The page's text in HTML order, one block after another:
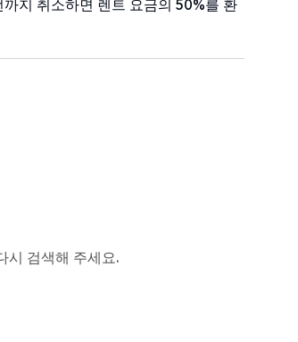
지 취소하면 렌트 요금의 50%를 환
시 검색해 주세요.